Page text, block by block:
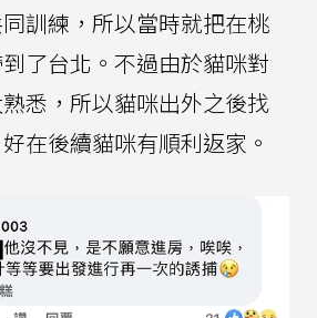
訓練，所以當時就把在桃
了台北。不過由於貓咪對
悉，所以貓咪出外之後找
在後續貓咪有順利返家。